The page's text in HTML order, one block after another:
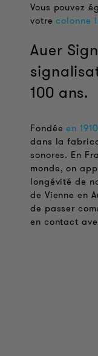
Vous pouvez
votrecolonne
Auer
100 ans.
Fondéeen
dans la
sonores. En
monde, on
longévité de
de Vienne en
de passer
en contact